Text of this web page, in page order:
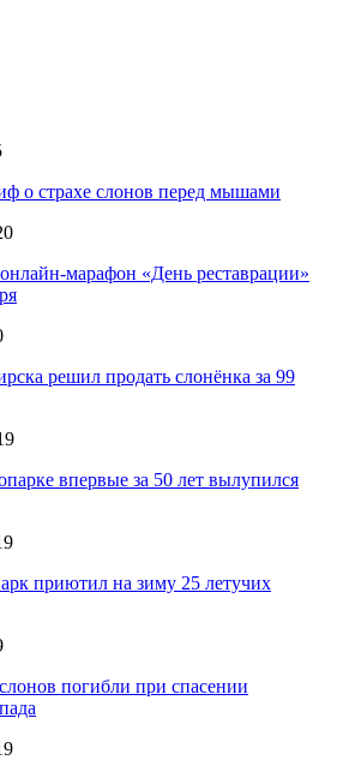
о страхе слонов перед мышами
марафон «День реставрации»
решил продать слонёнка за 99
впервые за 50 лет вылупился
приютил на зиму 25 летучих
погибли при спасении